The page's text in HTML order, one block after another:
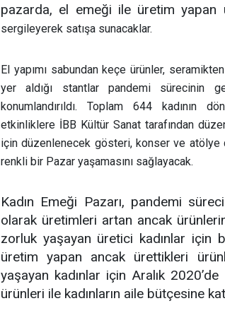
pazarda, el emeği ile üretim yapan
sergileyerek satışa sunacaklar.
El yapımı sabundan keçe ürünler,
yer aldığı stantlar pandemi sürecinin
konumlandırıldı. Toplam 644 kadının
etkinliklere İBB Kültür Sanat tarafından
için düzenlenecek gösteri, konser ve atölye
renkli bir Pazar yaşamasını sağlayacak.
Kadın Emeği Pazarı, pandemi
olarak üretimleri artan ancak
zorluk yaşayan üretici kadınlar için
üretim yapan ancak ürettikleri
yaşayan kadınlar için Aralık
ürünleri ile kadınların aile bütçesine